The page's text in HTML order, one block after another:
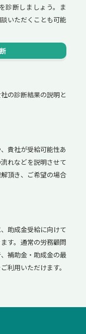
診断しましょう。ま
いただくことも可能
の診断結果の説明と
貴社が受給可能性あ
れなどを説明させて
頂き、ご希望の場合
助成金受給に向けて
す。通常の労務顧問
補助金・助成金の最
利用いただけます。